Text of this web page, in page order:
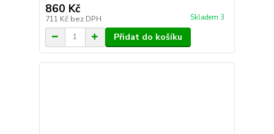
860 Kč
711 Kč bez DPH Skladem 3
Přidat do košíku